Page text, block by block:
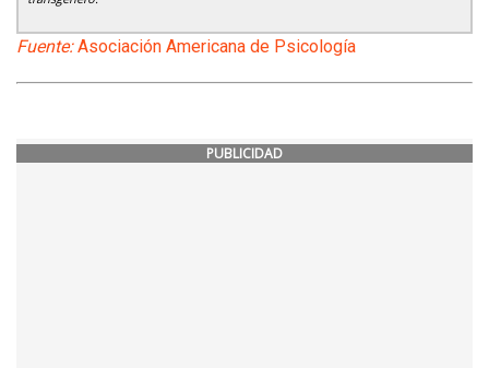
Fuente:Asociación Americana de Psicología
PUBLICIDAD